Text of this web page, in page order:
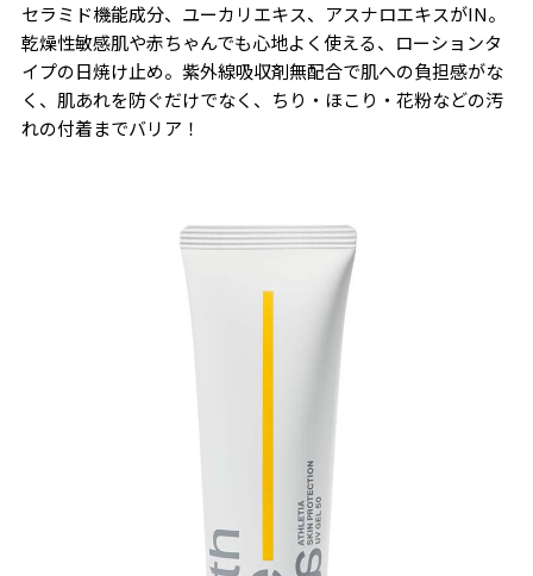
セラミド機能成分、ユーカリエキス、アスナロエキスがIN。
乾燥性敏感肌や赤ちゃんでも心地よく使える、ローションタ
イプの日焼け止め。紫外線吸収剤無配合で肌への負担感がな
く、肌あれを防ぐだけでなく、ちり・ほこり・花粉などの汚
れの付着までバリア！